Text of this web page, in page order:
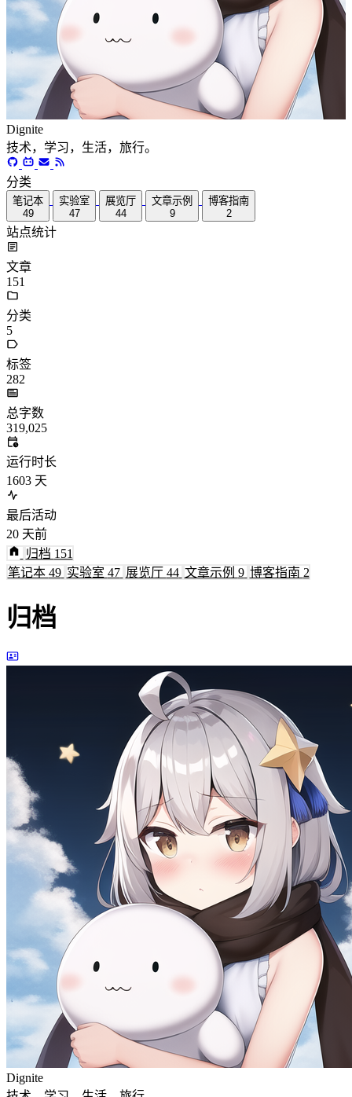
Dignite
技术，学习，生活，旅行。
分类
笔记本
49
实验室
47
展览厅
44
文章示例
9
博客指南
2
站点统计
文章
151
分类
5
标签
282
总字数
319,025
运行时长
1603 天
最后活动
20 天前
归档 151
笔记本 49 实验室 47 展览厅 44 文章示例 9 博客指南 2
归档
Dignite